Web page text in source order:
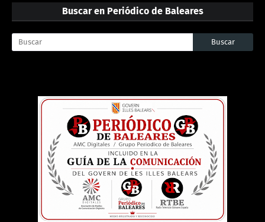
Buscar en Periódico de Baleares